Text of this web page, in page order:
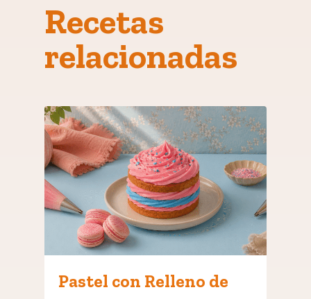
Recetas
relacionadas
Pastel con Relleno de